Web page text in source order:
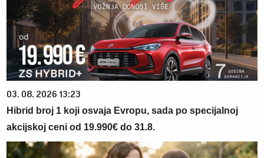
03. 08. 2026 13:23
Hibrid broj 1 koji osvaja Evropu, sada po specijalnoj
akcijskoj ceni od 19.990€ do 31.8.